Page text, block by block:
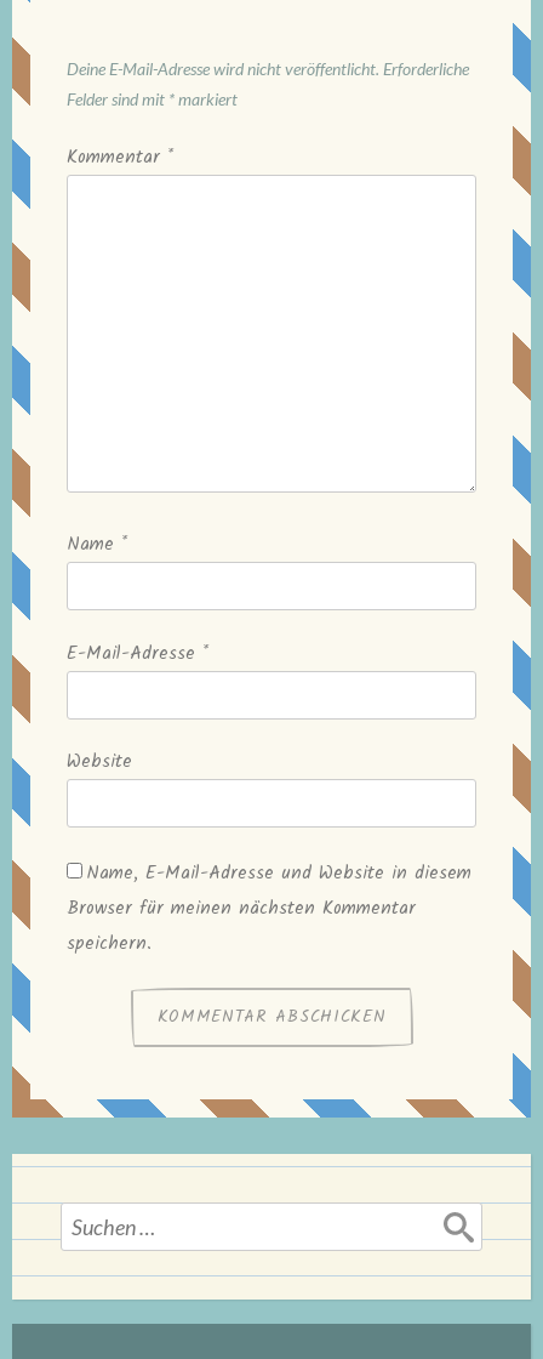
Deine E-Mail-Adresse wird nicht veröffentlicht. Erforderliche
Felder sind mit *markiert
Kommentar *
Name *
E-Mail-Adresse *
Website
Name, E-Mail-Adresse und Website in diesem
Browser für meinen nächsten Kommentar
speichern.
Suchen
nach: